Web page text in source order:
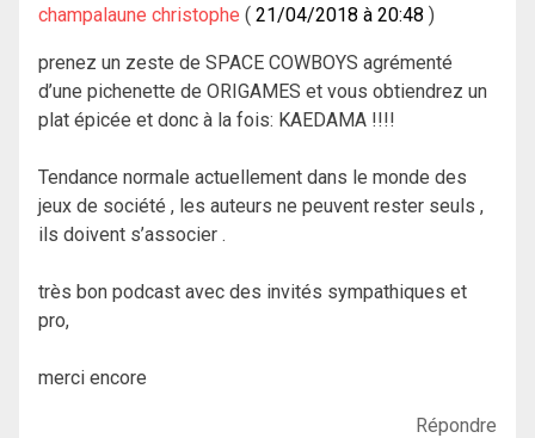
champalaune christophe 21/04/2018 à 20:48
prenez un zeste de SPACE COWBOYS agrémenté
d’une pichenette de ORIGAMES et vous obtiendrez un
plat épicée et donc à la fois: KAEDAMA !!!!
Tendance normale actuellement dans le monde des
jeux de société , les auteurs ne peuvent rester seuls ,
ils doivent s’associer .
très bon podcast avec des invités sympathiques et
pro,
merci encore
Répondre